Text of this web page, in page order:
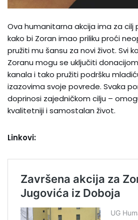
Ova humanitarna akcija ima za cilj
kako bi Zoran imao priliku proći
pružiti mu šansu za novi život. Svi
Zoranu mogu se uključiti
kanala i tako pružiti podršku
izazovima svoje povrede. Svaka
doprinosi zajedničkom cilju –
kvalitetniji i samostalan život.
Linkovi: